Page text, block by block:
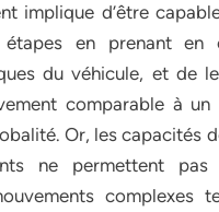
implique d’être
en prenant en
du véhicule, et de
comparable à un
Or, les capacités
ne permettent pas
complexes